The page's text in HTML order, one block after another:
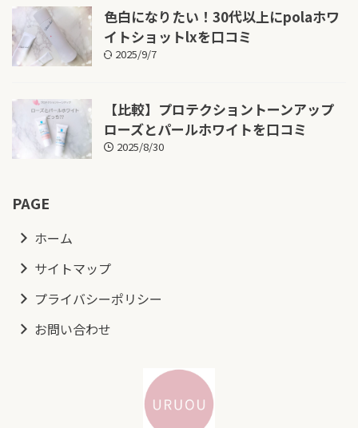
色白になりたい！30代以上にpolaホワ
イトショットlxを口コミ
2025/9/7
【比較】プロテクショントーンアップ
ローズとパールホワイトを口コミ
2025/8/30
PAGE
ホーム
サイトマップ
プライバシーポリシー
お問い合わせ